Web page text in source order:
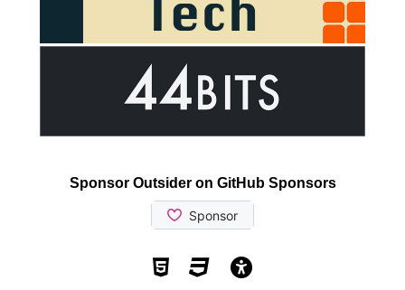
Sponsor Outsider on GitHub Sponsors
Valid HTML5
Valid CSS
WCAG 2.1 AA